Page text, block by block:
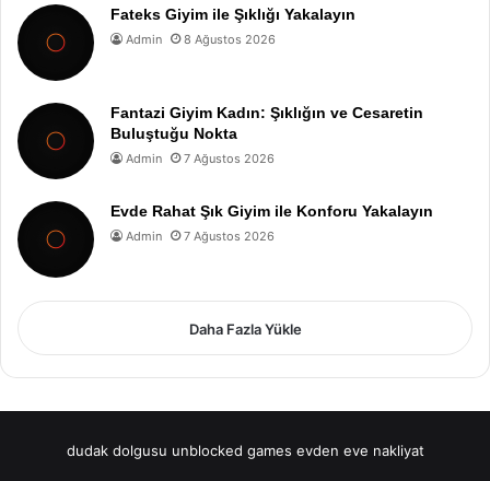
Fateks Giyim ile Şıklığı Yakalayın
Admin 8 Ağustos 2026
Fantazi Giyim Kadın: Şıklığın ve Cesaretin
Buluştuğu Nokta
Admin 7 Ağustos 2026
Evde Rahat Şık Giyim ile Konforu Yakalayın
Admin 7 Ağustos 2026
Daha Fazla Yükle
dudak dolgusu unblocked games evden eve nakliyat